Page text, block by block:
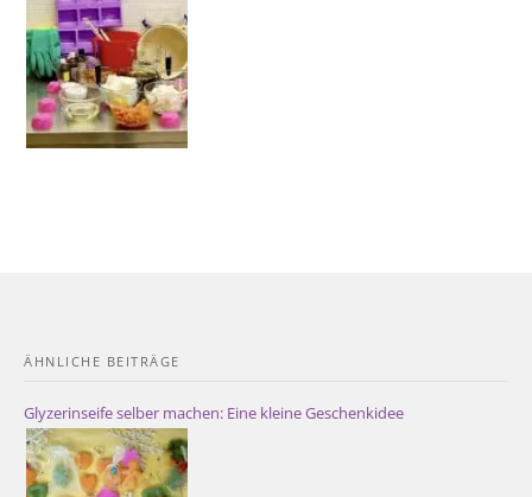
ÄHNLICHE BEITRÄGE
Glyzerinseife selber machen: Eine kleine Geschenkidee